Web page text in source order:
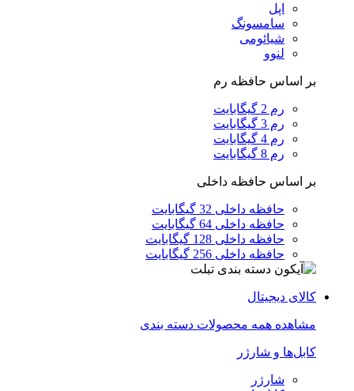
اپل
سامسونگ
شیائومی
لنوو
بر اساس حافظه رم
رم 2 گیگابایت
رم 3 گیگابایت
رم 4 گیگابایت
رم 8 گیگابایت
بر اساس حافظه داخلی
حافظه داخلی 32 گیگابایت
حافظه داخلی 64 گیگابایت
حافظه داخلی 128 گیگابایت
حافظه داخلی 256 گیگابایت
کالای دیجیتال
مشاهده همه محصولات دسته بندی
کابل‌ها و شارژر
شارژر